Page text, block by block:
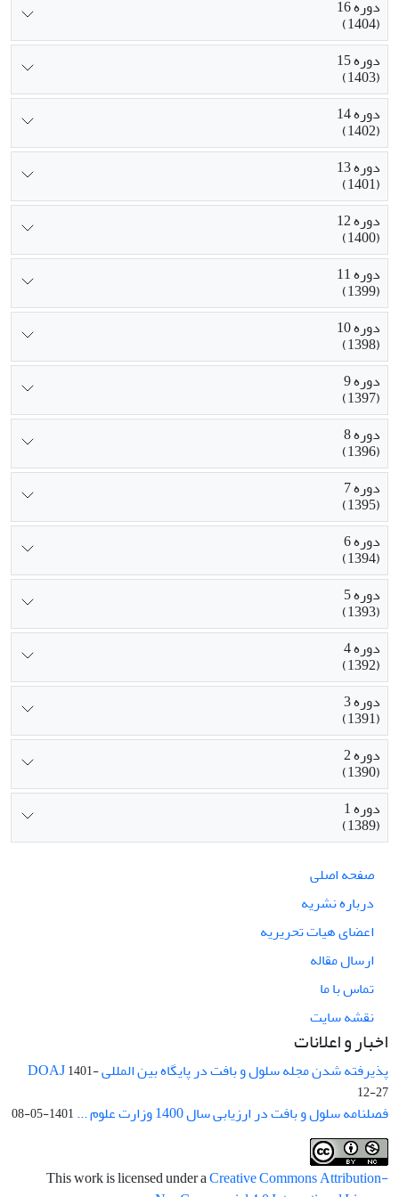
دوره 16
(1404)
دوره 15
(1403)
دوره 14
(1402)
دوره 13
(1401)
دوره 12
(1400)
دوره 11
(1399)
دوره 10
(1398)
دوره 9
(1397)
دوره 8
(1396)
دوره 7
(1395)
دوره 6
(1394)
دوره 5
(1393)
دوره 4
(1392)
دوره 3
(1391)
دوره 2
(1390)
دوره 1
(1389)
صفحه اصلی
درباره نشریه
اعضای هیات تحریریه
ارسال مقاله
تماس با ما
نقشه سایت
اخبار و اعلانات
پذیرفته شدن مجله سلول و بافت در پایگاه بین المللی DOAJ1401-
12-27
فصلنامه سلول و بافت در ارزیابی سال 1400 وزارت علوم ... 1401-05-08
This work is licensed under aCreative Commons Attribution-